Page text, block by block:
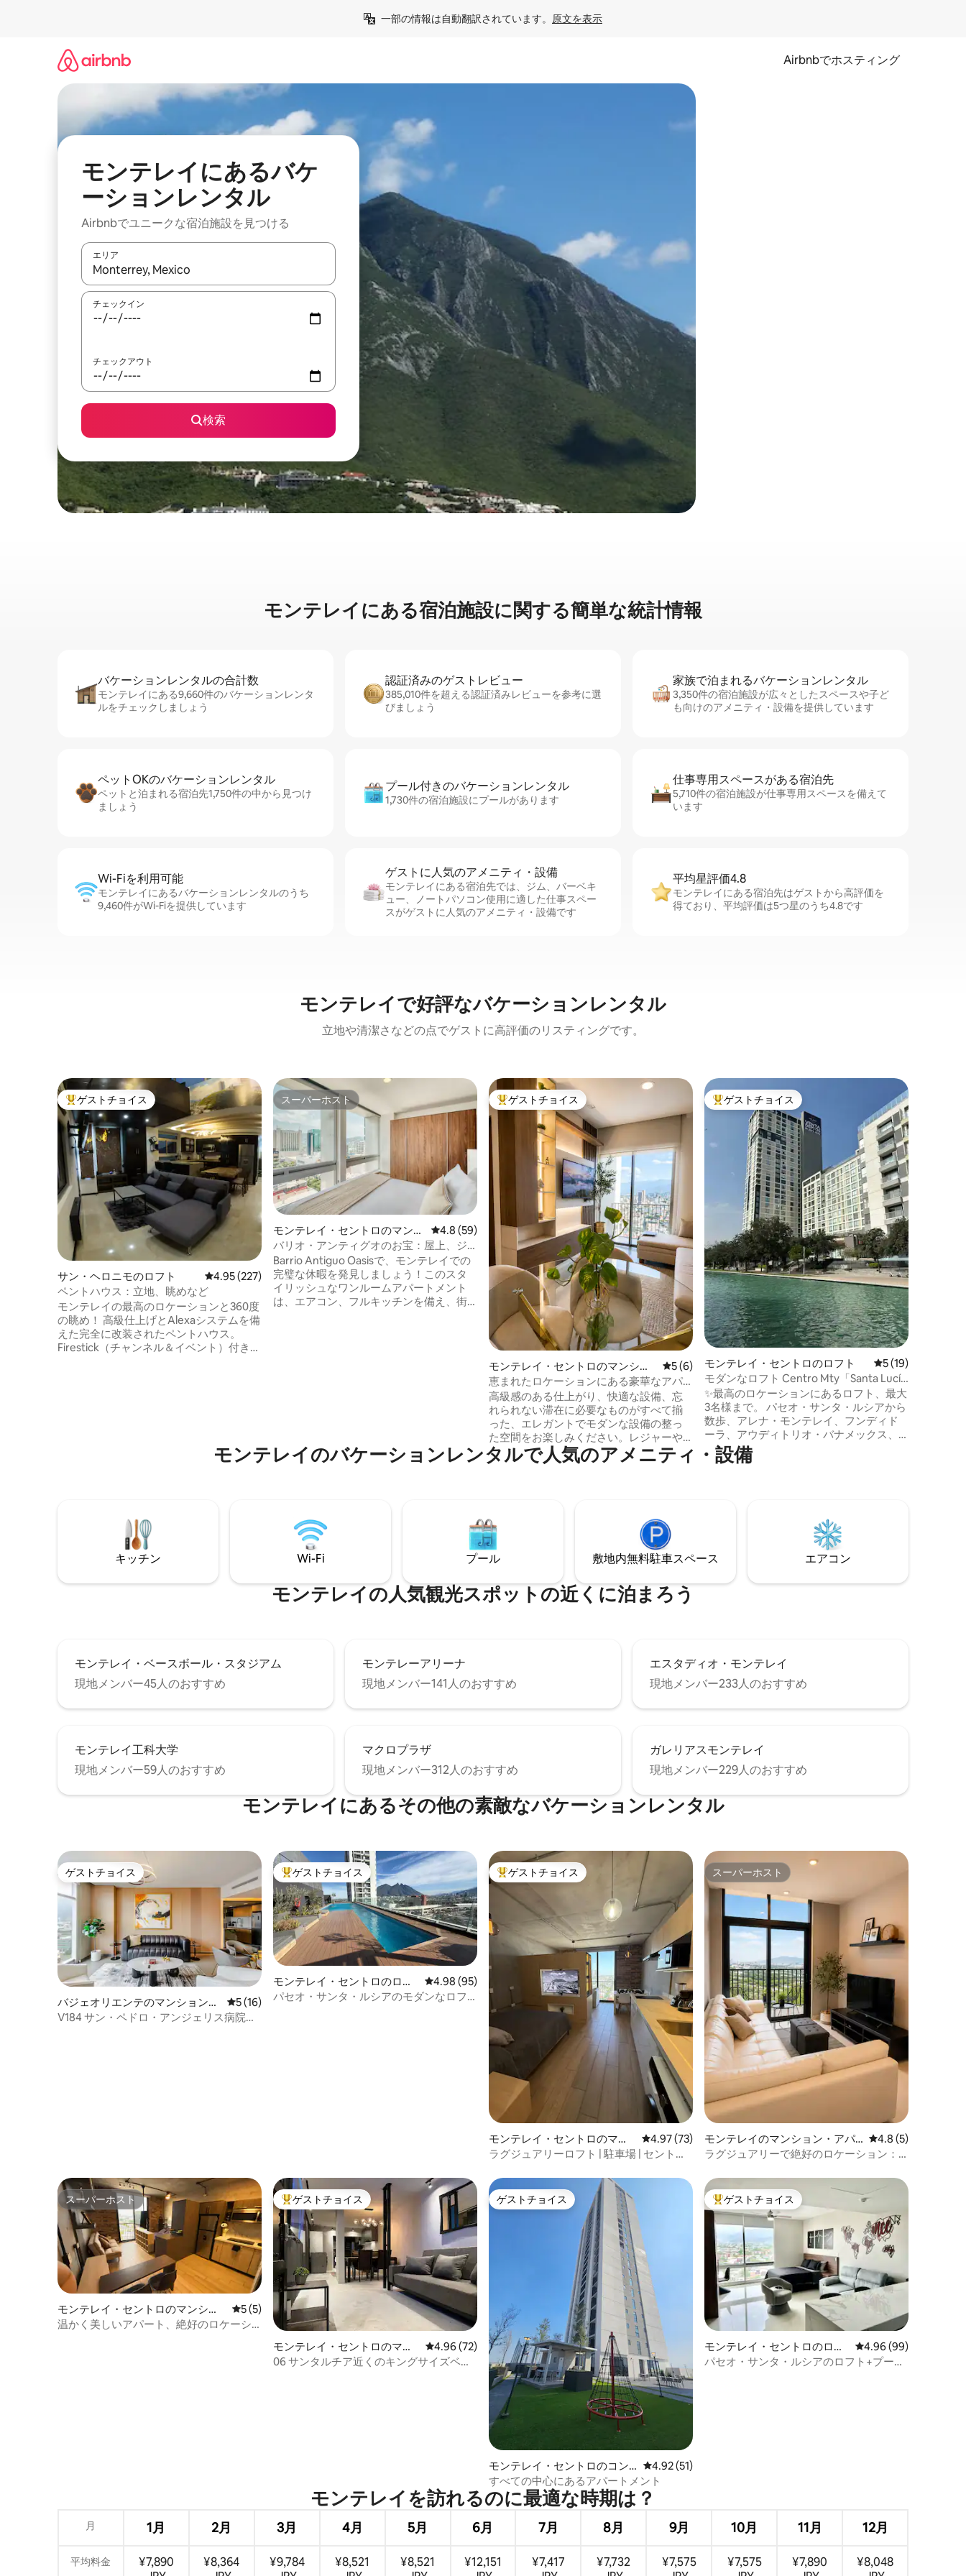
一部の情報は自動翻訳されています。 原文を表示
Airbnbでホスティング
モンテレイにあるバケ
ーションレンタル
Airbnbでユニークな宿泊施設を見つける
エリア
検索結果が表示されたら、上下の矢印キーを使って移動するか、画面をタッチまたはスワイプして検索結果を確認することができます。
チェックイン
チェックアウト
検索
モンテレイに⁠あ⁠る宿⁠泊⁠施⁠設⁠に関⁠す⁠る簡⁠単⁠な統⁠計⁠情⁠報
バケーションレ⁠ン⁠タ⁠ル⁠の合⁠計⁠数
モンテレイにある9,660件のバケーションレンタ
ルをチェックしましょう
認証済みのゲ⁠ス⁠ト⁠レ⁠ビ⁠ュ⁠ー
385,010件を超える認証済みレビューを参考に選
びましょう
家族で泊まれるバ⁠ケ⁠ー⁠シ⁠ョ⁠ンレ⁠ン⁠タ⁠ル
3,350件の宿泊施設が広々としたスペースや子ど
も向けのアメニティ・設備を提供しています
ペットOKのバ⁠ケ⁠ー⁠シ⁠ョ⁠ンレ⁠ン⁠タ⁠ル
ペットと泊まれる宿泊先1,750件の中から見つけ
ましょう
プール付きのバ⁠ケ⁠ー⁠シ⁠ョ⁠ンレ⁠ン⁠タ⁠ル
1,730件の宿泊施設にプールがあります
仕事専用ス⁠ペ⁠ー⁠スがあ⁠る宿⁠泊⁠先
5,710件の宿泊施設が仕事専用スペースを備えて
います
Wi-Fiを利⁠用⁠可⁠能
モンテレイにあるバケーションレンタルのうち
9,460件がWi-Fiを提供しています
ゲストに人⁠気⁠のア⁠メ⁠ニ⁠テ⁠ィ・設⁠備
モンテレイにある宿泊先では、ジム、バーベキ
ュー、ノートパソコン使用に適した仕事スペー
スがゲストに人気のアメニティ・設備です
平均星評価4.8
モンテレイにある宿泊先はゲストから高評価を
得ており、平均評価は5つ星のうち4.8です
モンテレイで好評なバケーションレンタル
立地や清潔さなどの点でゲストに高評価のリスティングです。
大好評のゲストチョイスです。
ゲストチョイス
サン・ヘロニモのロフト レビュー227件、5つ星中4.95つ星の平均評価
4.95 (227)
ペントハウス：立地、眺めなど
モンテレイの最高のロケーションと360度
の眺め！ 高級仕上げとAlexaシステムを備
えた完全に改装されたペントハウス。
Firestick（チャンネル＆イベント）付きの
階：寝室、クイーンサイズベッド、テレ
スーパーホスト
スーパーホスト
モンテレイ・セントロのマンシ
ョン・アパート
レビュー59件、5つ星中4.8つ星の平均評価
4.8 (59)
バリオ・アンティグオのお宝：屋上、ジ
ム、街の眺め！
Barrio Antiguo Oasisで、モンテレイでの
完璧な休暇を発見しましょう！このスタ
イリッシュなワンルームアパートメント
は、エアコン、フルキッチンを備え、街
大好評のゲストチョイスです。
ゲストチョイス
モンテレイ・セントロのマンショ
ン・アパート
レビュー6件、5つ星中5つ星の平均評価
5 (6)
恵まれたロケーションにある豪華なアパ
ートメント
高級感のある仕上がり、快適な設備、忘
れられない滞在に必要なものがすべて揃
った、エレガントでモダンな設備の整っ
た空間をお楽しみください。レジャーや
ビジネスの旅行に最適です。 この高級ア
パートメントで贅沢な体験をお楽しみく
ゲームルーム、ラウンジルーム、遊び部
屋、コワーキングスペース、バーベキュ
ーグリル、タワー内のランドリーなど、
素晴らしいアメニティをご利用いただけ
大好評のゲストチョイスです。
ゲストチョイス
モンテレイ・セントロのロフト レビュー19件、5
5 (19)
モダンなロフト Centro Mty「Santa Lucía
& Fundidora」
✨最高のロケーションにあるロフト、最大
3名様まで。 パセオ・サンタ・ルシアから
数歩、アレナ・モンテレイ、フンディド
ーラ、アウディトリオ・バナメックス、
シンテルメックス、市内の主要大通りの
すぐ近く。 ✨カップル、友人、家族での
ど、ホテルのような設備をご利用いただ
根付き駐車スペース1台分（無料）。
モンテレイのバケーションレンタルで人気のアメニティ・設備
キッチン Wi-Fi プール 敷地内無料駐⁠車ス⁠ペ⁠ー⁠ス エアコン
モンテレイの人気観光スポットの近くに泊まろう
モンテレイ・ベースボール・スタジアム
現地メンバー45人のおすすめ
モンテレーアリーナ
現地メンバー141人のおすすめ
エスタディオ・モンテレイ
現地メンバー233人のおすすめ
モンテレイ工科大学
現地メンバー59人のおすすめ
マクロプラザ
現地メンバー312人のおすすめ
ガレリアスモンテレイ
現地メンバー229人のおすすめ
モンテレイにあるその他の素敵なバケーションレンタル
ゲストチョイス
ゲストチョイス
バジェオリエンテのマンション・
アパート
レビュー16件、5つ星中5つ星の平均評価
5 (16)
V184 サン・ペドロ・アンジェリス病院周
大好評のゲストチョイスです。
ゲストチョイス
モンテレイ・セントロのロフ
ト
レビュー95件、5つ星中4.98つ星の平均評価
4.98 (95)
パセオ・サンタ・ルシアのモダンなロフ
大好評のゲストチョイスです。
ゲストチョイス
モンテレイ・セントロのマン
ション・アパート
レビュー73件、5つ星中4.97つ星の平均評価
4.97 (73)
ラグジュアリーロフト | 駐車場 | セントロ
スーパーホスト
スーパーホスト
モンテレイのマンション・アパ
ート
レビュー5件、5つ
4.8 (5)
ラグジュアリーで絶好のロケーション：
スーパーホスト
スーパーホスト
モンテレイ・セントロのマンショ
ン・アパート
レビュー5件、5つ星中5つ星の平均評価
5 (5)
温かく美しいアパート、絶好のロケーシ
大好評のゲストチョイスです。
ゲストチョイス
モンテレイ・セントロのマン
ション・アパート
レビュー72件、5つ星中4.96つ星の平均評価
4.96 (72)
06 サンタルチア近くのキングサイズベッ
ゲストチョイス
ゲストチョイス
モンテレイ・セントロのコン
ドミニアム
レビュー51件、5つ星中4.92つ星の平均評価
4.92 (51)
すべての中心にあるアパートメント
大好評のゲストチョイスです。
ゲストチョイス
モンテレイ・セントロのロフ
ト
レビュー99件、5つ星
4.96 (99)
パセオ・サンタ・ルシアのロフト+プール
モンテレイを訪⁠れ⁠るの⁠に最⁠適⁠な時⁠期⁠は⁠？
月 1月 2月 3月 4月 5月 6月 7月 8月 9月 10月 11月 12月
平均料金
¥7,890
¥8,364
¥9,784
¥8,521
¥8,521
¥12,151
¥7,417
¥7,732
¥7,575
¥7,575
¥7,890
¥8,048